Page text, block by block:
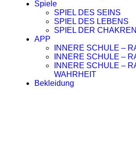
Spiele
SPIEL DES SEINS
SPIEL DES LEBENS
SPIEL DER CHAKREN
APP
INNERE SCHULE –
INNERE SCHULE –
INNERE SCHULE –
WAHRHEIT
Bekleidung